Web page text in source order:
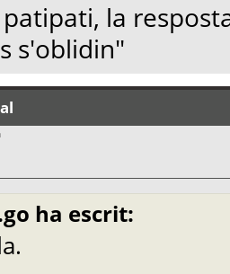
la
s'oblidin"
ha escrit: